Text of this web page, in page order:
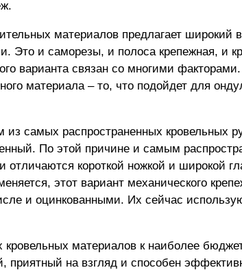
материалов предлагает
Это и саморезы, и полоса крепежная, и
варианта связан со многими
материала – то, что подойдет для
из самых распространенных кровельных
По этой причине и самым
отличаются короткой ножкой и широкой
этот вариант механического
и оцинкованными. Их сейчас
кровельных материалов к наиболее
приятный на взгляд и способен